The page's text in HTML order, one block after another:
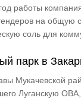
работы
на общую
соль для
парк в
Мукачевской
Луганскую